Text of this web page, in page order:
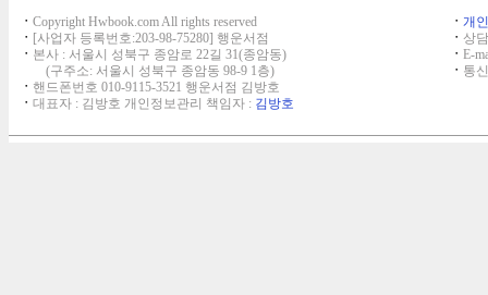
ㆍ Copyright Hwbook.com All rights reserved
ㆍ [사업자 등록번호:203-98-75280] 행운서점
ㆍ 본사 : 서울시 성북구 종암로 22길 31(종암동)
(구주소: 서울시 성북구 종암동 98-9 1층)
ㆍ 핸드폰번호 010-9115-3521 행운서점 김방호
ㆍ 대표자 : 김방호 개인정보관리 책임자 : 김방호
ㆍ 개
ㆍ 상
ㆍ E-
ㆍ 통